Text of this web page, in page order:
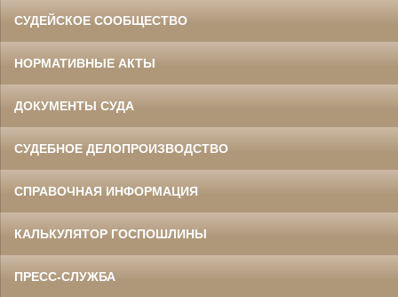
СУДЕЙСКОЕ СООБЩЕСТВО
НОРМАТИВНЫЕ АКТЫ
ДОКУМЕНТЫ СУДА
СУДЕБНОЕ ДЕЛОПРОИЗВОДСТВО
СПРАВОЧНАЯ ИНФОРМАЦИЯ
КАЛЬКУЛЯТОР ГОСПОШЛИНЫ
ПРЕСС-СЛУЖБА